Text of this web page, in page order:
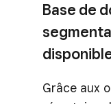
Base de
Grâce aux